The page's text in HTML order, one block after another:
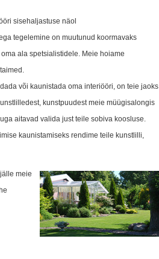
sisehaljastuse näol
tegelemine on muutunud koormavaks
ala spetsialistidele. Meie hoiame
või kaunistada oma interiööri, on teie jaoks
kunstpuudest meie müügisalongis
aitavad valida just teile sobiva koosluse.
kaunistamiseks rendime teile kunstlilli,
meie